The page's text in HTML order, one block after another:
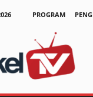
PROGRAM